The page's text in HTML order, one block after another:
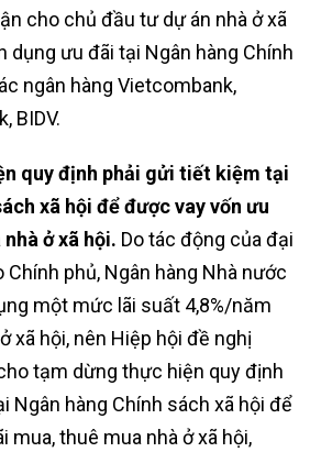
cho chủ đầu tư dự án nhà ở xã
dụng ưu đãi tại Ngân hàng Chính
ngân hàng Vietcombank,
BIDV.
quy định phải gửi tiết kiệm tại
xã hội để được vay vốn ưu
ở xã hội. Do tác động của đại
Chính phủ, Ngân hàng Nhà nước
một mức lãi suất 4,8%/năm
xã hội, nên Hiệp hội đề nghị
tạm dừng thực hiện quy định
Ngân hàng Chính sách xã hội để
mua, thuê mua nhà ở xã hội,